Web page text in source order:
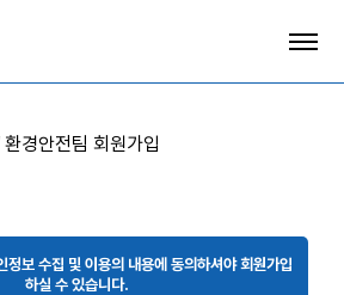
경안전팀 회원가입
정보 수집 및 이용의 내용에 동의하셔야 회원가입
하실 수 있습니다.